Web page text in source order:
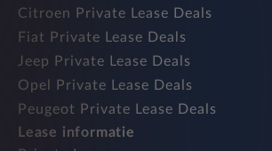
Citroen Private Lease Deals
Fiat Private Lease Deals
Jeep Private Lease Deals
Opel Private Lease Deals
Peugeot Private Lease Deals
Lease informatie